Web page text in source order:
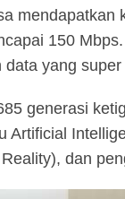
mendapatkan
150
yang super
generasi
Artificial
dan